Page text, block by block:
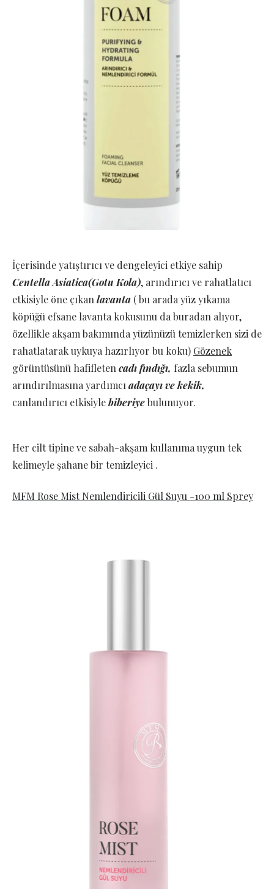
İçerisinde yatıştırıcı ve dengeleyici etkiye sahip
Centella Asiatica(Gotu Kola), arındırıcı ve rahatlatıcı
etkisiyle öne çıkan lavanta ( bu arada yüz yıkama
köpüğü efsane lavanta kokusunu da buradan alıyor,
özellikle akşam bakımında yüzünüzü temizlerken sizi de
rahatlatarak uykuya hazırlıyor bu koku) Gözenek
görüntüsünü hafifleten cadı fındığı, fazla sebumun
arındırılmasına yardımcı adaçayı ve kekik,
canlandırıcı etkisiylebiberiyebulunuyor.
Her cilt tipine ve sabah-akşam kullanıma uygun tek
kelimeyle şahane bir temizleyici .
MFM Rose Mist Nemlendiricili Gül Suyu -100 ml Sprey